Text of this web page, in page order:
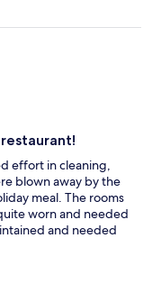
effort in cleaning,
blown away by the
meal. The rooms
worn and needed
and needed
that they welcomed